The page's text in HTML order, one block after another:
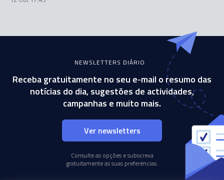
NEWSLETTERS DIÁRIO
Receba gratuitamente no seu e-mail o resumo das
notícias do dia, sugestões de actividades,
campanhas e muito mais.
Ver newsletters
Consulte as opções e subscreva
gratuitamente as suas preferências.